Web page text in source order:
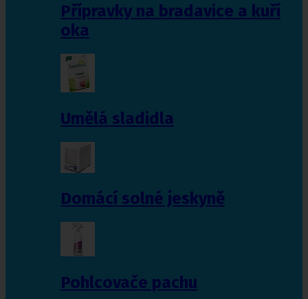
Přípravky na bradavice a kuří
oka
Umělá sladidla
Domácí solné jeskyně
Pohlcovače pachu